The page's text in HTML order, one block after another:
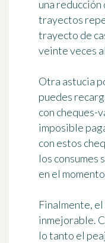
una reducción
trayectos
trayecto de
veinte veces
Otra astucia
puedes
con cheques-
imposible
con estos
los consumes
en el
Finalmente,
inmejorable.
lo tanto el